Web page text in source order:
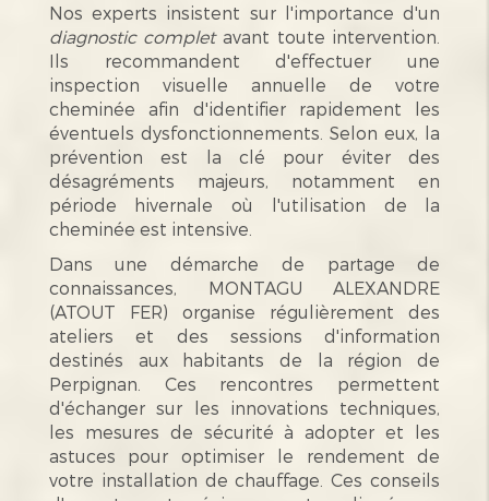
Nos experts insistent sur l'importance d'un
diagnostic completavant toute intervention.
Ils recommandent d'effectuer une
inspection visuelle annuelle de votre
cheminée afin d'identifier rapidement les
éventuels dysfonctionnements. Selon eux, la
prévention est la clé pour éviter des
désagréments majeurs, notamment en
période hivernale où l'utilisation de la
cheminée est intensive.
Dans une démarche de partage de
connaissances, MONTAGU ALEXANDRE
(ATOUT FER) organise régulièrement des
ateliers et des sessions d'information
destinés aux habitants de la région de
Perpignan. Ces rencontres permettent
d'échanger sur les innovations techniques,
les mesures de sécurité à adopter et les
astuces pour optimiser le rendement de
votre installation de chauffage. Ces conseils